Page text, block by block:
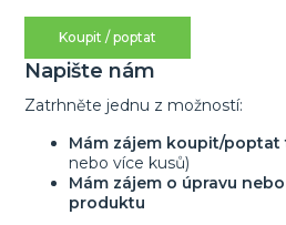
Koupit / poptat
Napište nám
Zatrhněte jednu z možností:
Mám zájem koupit/
nebo více kusů)
Mám zájem o úpravu
produktu